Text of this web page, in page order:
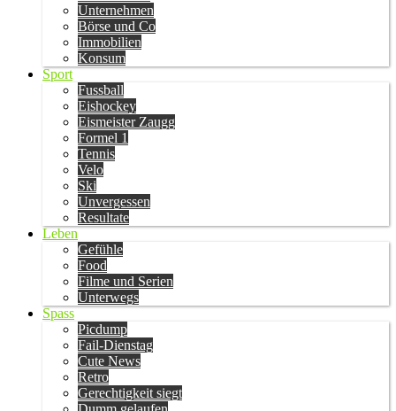
Unternehmen
Börse und Co
Immobilien
Konsum
Sport
Fussball
Eishockey
Eismeister Zaugg
Formel 1
Tennis
Velo
Ski
Unvergessen
Resultate
Leben
Gefühle
Food
Filme und Serien
Unterwegs
Spass
Picdump
Fail-Dienstag
Cute News
Retro
Gerechtigkeit siegt